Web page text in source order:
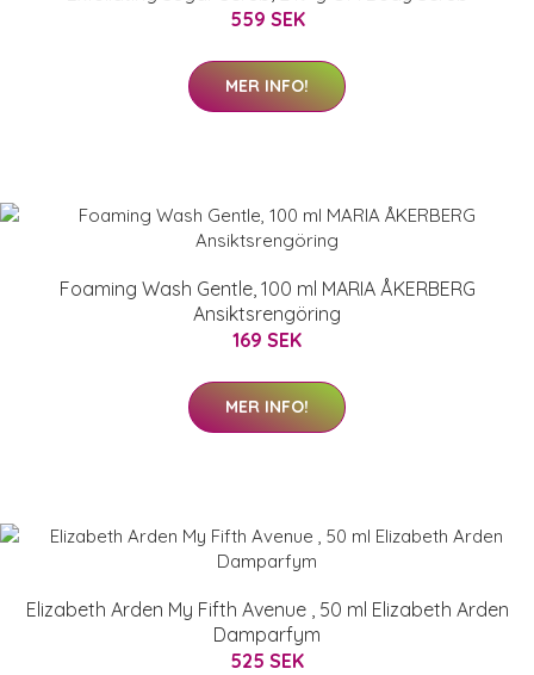
559 SEK
MER INFO!
Foaming Wash Gentle, 100 ml MARIA ÅKERBERG
Ansiktsrengöring
169 SEK
MER INFO!
Elizabeth Arden My Fifth Avenue , 50 ml Elizabeth Arden
Damparfym
525 SEK